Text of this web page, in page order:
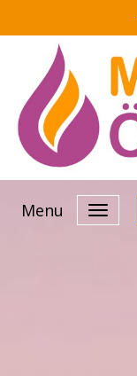
Menu